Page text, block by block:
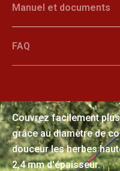
Manuel et documents
FAQ
Couvrez facilement
grâce au diamètre de
douceur les herbes
2,4 mm d'épaisseur.